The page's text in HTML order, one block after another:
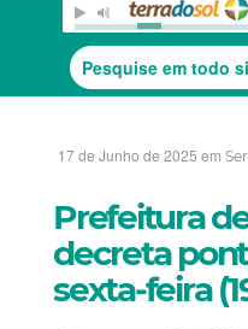
17 de Junho de 2025 em
Prefeitura
decreta
sexta-feira